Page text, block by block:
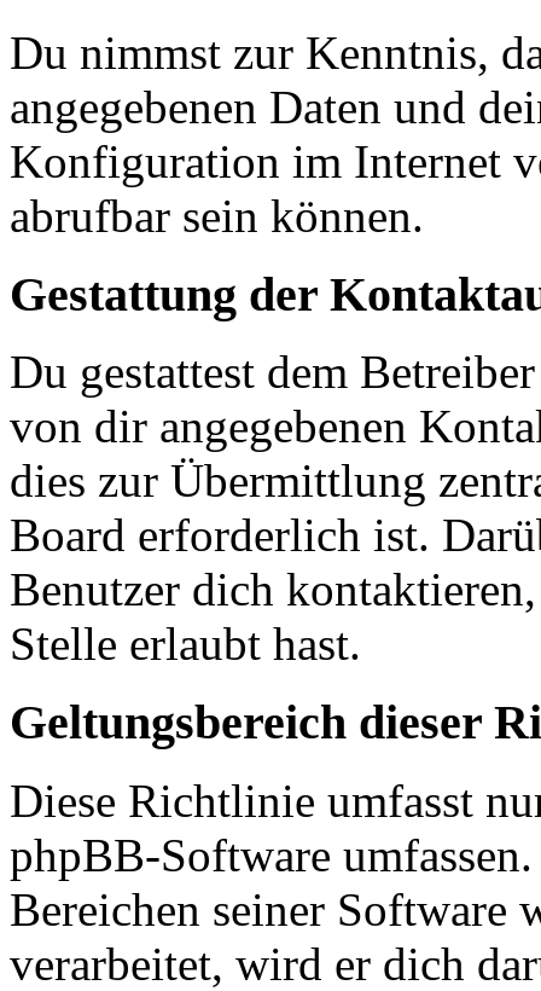
Du nimmst zur Kenntnis,
angegebenen Daten und
Konfiguration im Internet
abrufbar sein können.
Gestattung der
Du gestattest dem
von dir angegebenen
dies zur Übermittlung
Board erforderlich ist.
Benutzer dich
Stelle erlaubt hast.
Geltungsbereich dieser
Diese Richtlinie umfasst
phpBB-Software
Bereichen seiner Software
verarbeitet, wird er dich